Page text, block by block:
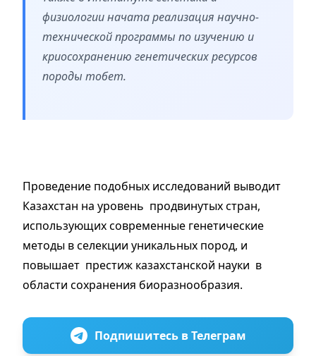
физиологии начата реализация научно-
технической программы по изучению и
криосохранению генетических ресурсов
породы тобет.
Проведение подобных исследований выводит
Казахстан на уровень продвинутых стран,
использующих современные генетические
методы в селекции уникальных пород, и
повышает престиж казахстанской науки в
области сохранения биоразнообразия.
Подпишитесь в Телеграм